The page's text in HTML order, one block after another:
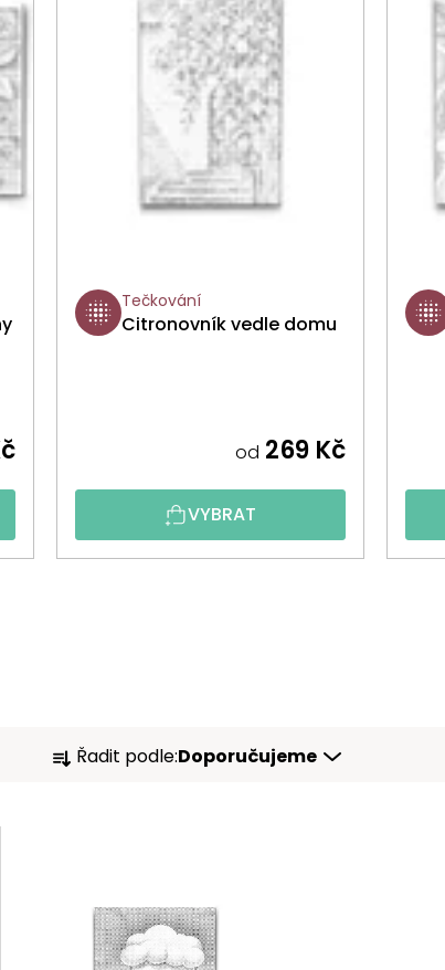
Tečkování
Citronovník vedle domu
od 269 Kč
VYBRAT
Ř Řadit podle:Doporučujeme